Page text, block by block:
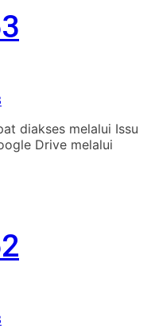
diakses melalui Issu
Drive melalui